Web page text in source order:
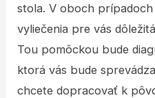
stola. V oboch
vyliečenia pre vás
Tou pomôckou bude
ktorá vás bude
chcete dopracovať k